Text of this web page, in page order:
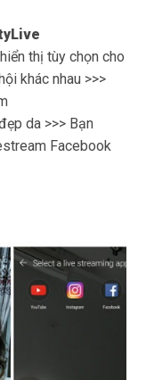
thị tùy chọn cho
khác nhau >>>
da >>> Bạn
Facebook